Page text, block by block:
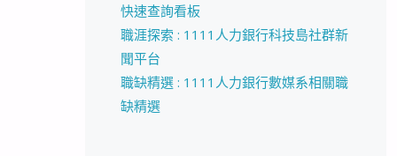
快速查詢看板
職涯探索 : 1111人力銀行科技島社群新
聞平台
職缺精選 : 1111人力銀行數媒系相關職
缺精選